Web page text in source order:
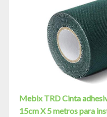
Mebix TRD Cinta
15cm X 5 metros para